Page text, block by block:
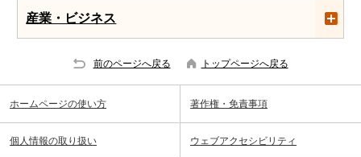
産業・ビジネス
前のページへ戻る トップページへ戻る
ホームページの使い方 著作権・免責事項
個人情報の取り扱い ウェブアクセシビリティ